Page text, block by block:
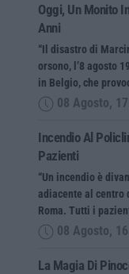
Oggi, Un Monito
Anni
“Il disastro di
orsono, l’8 agosto
in Belgio, che
08 Agosto,
Incendio Al
Pazienti
“Un incendio è
adiacente al
Roma. Tutti i
08 Agosto,
La Magia Di